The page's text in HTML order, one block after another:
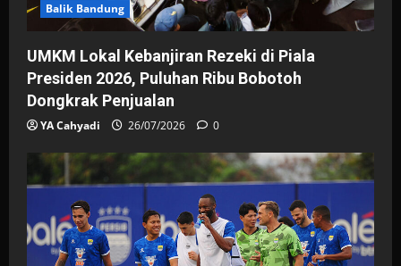
Balik Bandung
UMKM Lokal Kebanjiran Rezeki di Piala
Presiden 2026, Puluhan Ribu Bobotoh
Dongkrak Penjualan
YA Cahyadi 26/07/2026 0